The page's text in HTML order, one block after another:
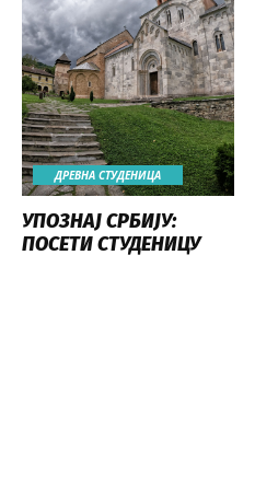
ДРЕВНА СТУДЕНИЦА
УПОЗНАЈ СРБИЈУ:
ПОСЕТИ СТУДЕНИЦУ